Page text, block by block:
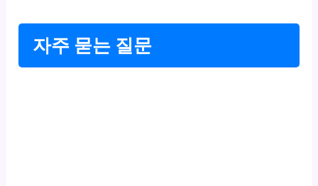
자주 묻는 질문